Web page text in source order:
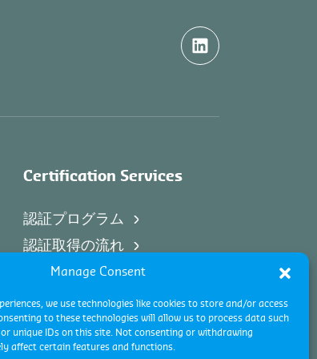
Manage Consent
we use technologies like cookies to store and/or access
to these technologies will allow us to process data such
unique IDs on this site. Not consenting or withdrawing
affect certain features and functions.
Certification Services
認証プログラム
認証取得の流れ